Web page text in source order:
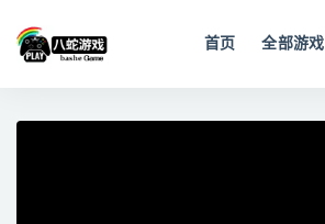
首页 全部游戏